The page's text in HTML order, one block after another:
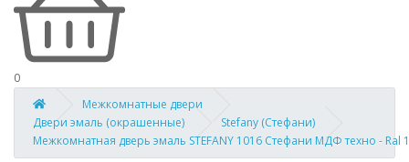
0
Межкомнатные двери
Двери эмаль (окрашенные)
Stefany (Стефани)
Межкомнатная дверь эмаль STEFANY 1016 Стефани МДФ техно - Ral